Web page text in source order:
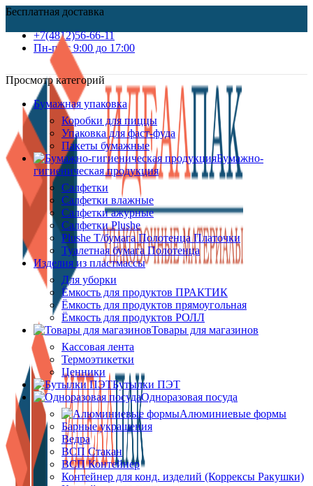
Бесплатная доставка
+7(4812)56-66-11
Пн-пт c 9:00 до 17:00
Просмотр категорий
Бумажная упаковка
Коробки для пиццы
Упаковка для фаст-фуда
Пакеты бумажные
Бумажно-
гигиеническая продукция
Салфетки
Салфетки влажные
Салфетки ажурные
Салфетки Plushe
Plushe Т/бумага Полотенца Платочки
Туалетная бумага Полотенца
Изделия из пластмассы
Для уборки
Ёмкость для продуктов ПРАКТИК
Ёмкость для продуктов прямоугольная
Ёмкость для продуктов РОЛЛ
Товары для магазинов
Кассовая лента
Термоэтикетки
Ценники
Бутылки ПЭТ
Одноразовая посуда
Алюминиевые формы
Барные украшения
Ведра
ВСП Стакан
ВСП Контейнер
Контейнер для конд. изделий (Коррексы Ракушки)